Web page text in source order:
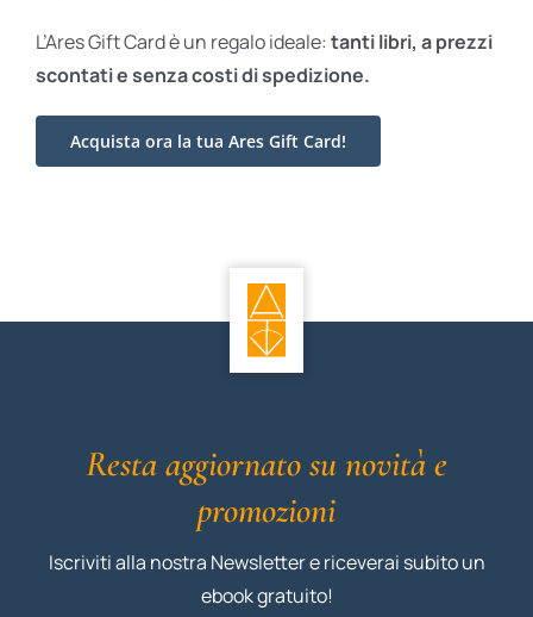
L’Ares Gift Card è un regalo ideale: tanti libri, a prezzi
scontati esenza costi di spedizione.
Acquista ora la tua Ares Gift Card!
Resta aggiornato su novità e
promozioni
Iscriviti alla nostra Newsletter e riceverai subito un
ebook gratuito!